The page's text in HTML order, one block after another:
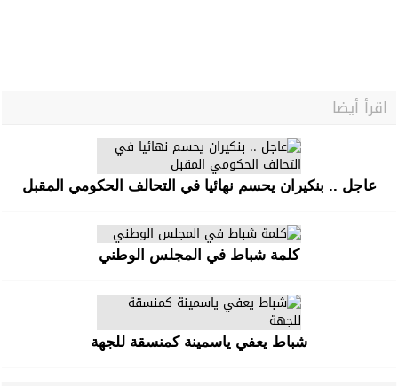
اقرأ أيضا
عاجل .. بنكيران يحسم نهائيا في التحالف الحكومي المقبل
كلمة شباط في المجلس الوطني
شباط يعفي ياسمينة كمنسقة للجهة